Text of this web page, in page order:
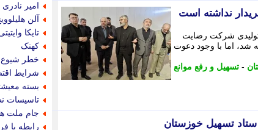
شرکت رضایت
گذاشته شد، اما با وجود دعوت
- تسهیل و رفع موانع
ستاد تسهیل خوزستان
امیر نادری
آلن
تایکا
کهنک
خطر شیوع
شرایط
بسته
تاسیسات
جام ملت های 2023
رابطه با